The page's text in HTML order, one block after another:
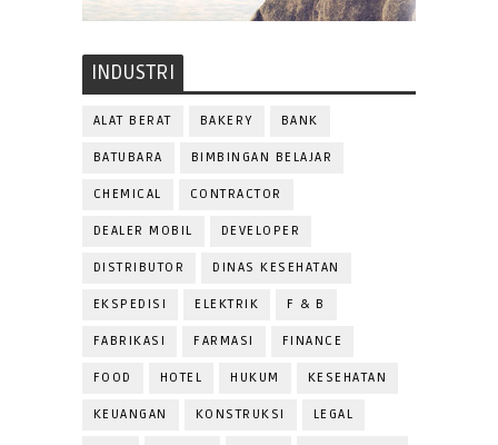
INDUSTRI
ALAT BERAT BAKERY BANK
BATUBARA BIMBINGAN BELAJAR
CHEMICAL CONTRACTOR
DEALER MOBIL DEVELOPER
DISTRIBUTOR DINAS KESEHATAN
EKSPEDISI ELEKTRIK F & B
FABRIKASI FARMASI FINANCE
FOOD HOTEL HUKUM KESEHATAN
KEUANGAN KONSTRUKSI LEGAL